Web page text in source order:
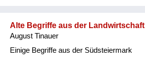
Alte Begriffe aus der Landwirtschaft
August Tinauer
Einige Begriffe aus der Südsteiermark